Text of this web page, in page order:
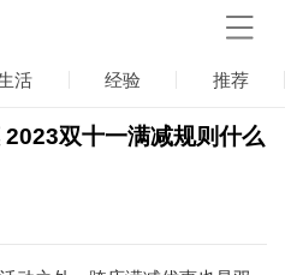
活 经验 推荐
双十一满减规则什么